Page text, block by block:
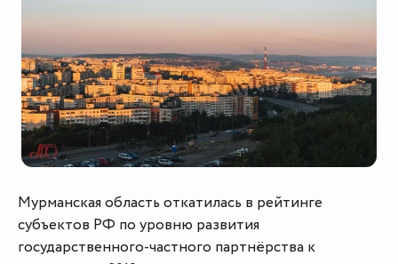
Мурманская область откатилась в рейтинге
субъектов РФ по уровню развития
государственного-частного партнёрства к